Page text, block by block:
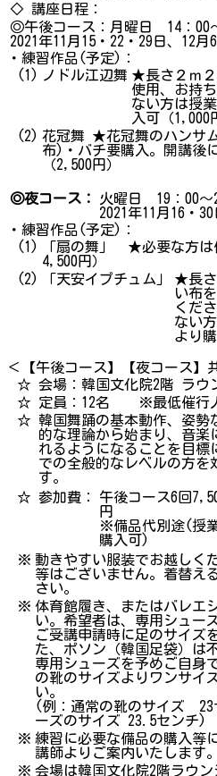
◇ 講座日程：
◎午後コース：月曜日 14：00
2021年11月15・22・29日、12月
・練習作品(予定)：
(1)
ノドル江辺舞 ★長さ２ｍ２
使用、お持
ない方は授
入可（1,000
(2) 花冠舞 ★花冠舞のハンサ
布)・バチ要購入。開講後
（2,500円）
◎夜コース：
火曜日 19：00～
2021年11月16・
・練習作品(予定)：
(1)
「扇の舞」 ★必要な方は
4,500円）
(2)
「天安イプチュム」
★長さ
い布
くださ
ない
より
＜【午後コース】【夜コース】
☆ 会場：韓国文化院2階 ラウ
☆
定員：12名 ※最低催行
☆ 韓国舞踊の基本動作、姿勢
的な理論から始まり、音楽
れるようになることを目標
での全般的なレベルの方を
す。
☆ 参加費：
午後コース6回
円
※備品代別途(授
購入可)
※ 動きやすい服装でお越しく
等はございません。着替え
さい。
※ 体育館履き、またはバレエ
い。希望者は、専用シュー
ご受講申請時に足のサイズ
た、ポソン（韓国足袋）は
専用シューズを予めご自身
の靴のサイズよりワンサイ
い。
(例：通常の靴のサイズ
ーズのサイズ 23.5センチ)
※ 練習に必要な備品の購入等
講師よりご案内いたします。
※ 会場は韓国文化院2階ラウ